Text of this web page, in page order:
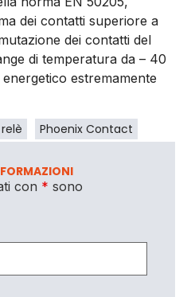
dei contatti superiore a
dei contatti del
di temperatura da – 40
estremamente
Phoenix Contact
con * sono